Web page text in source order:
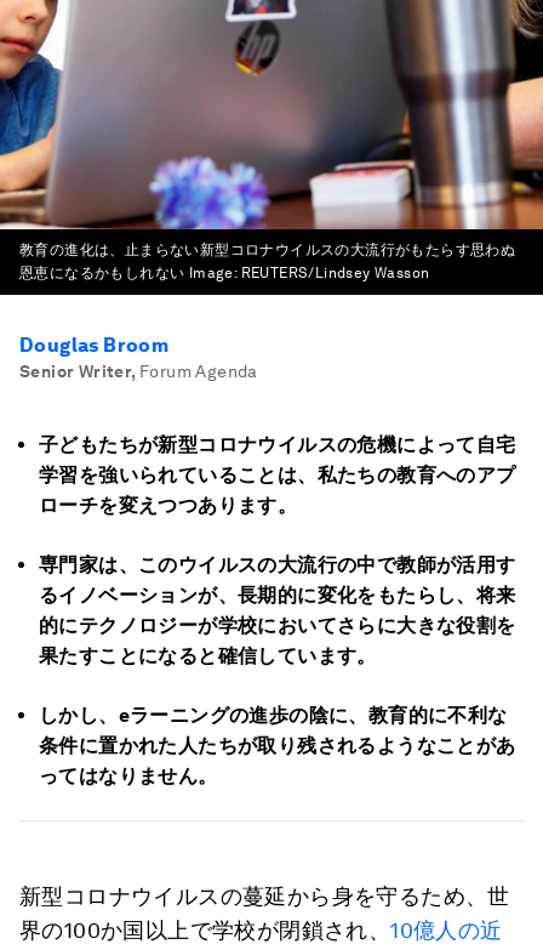
教育の進化は、止まらない新型コロナウイルスの大流行がもたらす思わぬ
恩恵になるかもしれない Image: REUTERS/Lindsey Wasson
Douglas Broom
Senior Writer, Forum Agenda
子どもたちが新型コロナウイルスの危機によって自宅
学習を強いられていることは、私たちの教育へのアプ
ローチを変えつつあります。
専門家は、このウイルスの大流行の中で教師が活用す
るイノベーションが、長期的に変化をもたらし、将来
的にテクノロジーが学校においてさらに大きな役割を
果たすことになると確信しています。
しかし、eラーニングの進歩の陰に、教育的に不利な
条件に置かれた人たちが取り残されるようなことがあ
ってはなりません。
新型コロナウイルスの蔓延から身を守るため、世
界の100か国以上で学校が閉鎖され、10億人の近